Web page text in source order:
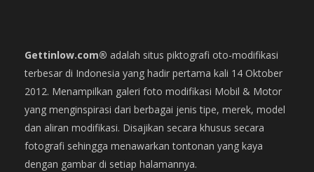
Gettinlow.com® adalah situs piktografi oto-modifikasi
terbesar di Indonesia yang hadir pertama kali 14 Oktober
2012. Menampilkan galeri foto modifikasi Mobil & Motor
yang menginspirasi dari berbagai jenis tipe, merek, model
dan aliran modifikasi. Disajikan secara khusus secara
fotografi sehingga menawarkan tontonan yang kaya
dengan gambar di setiap halamannya.